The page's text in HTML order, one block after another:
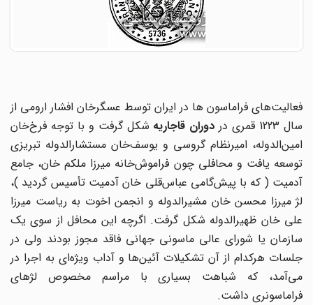
فعالیت‌های فراماسون‌ ها در ایران توسط عسگر‌خان افشار ارومی از
سال 1223 قمری در
دوران قاجاریهشکل گرفت و با توجه فرخ‌خان
امین‌الدوله، امیرنظام گروسی و یوسف‌خان مستشارالدوله تبریزی
توسعه یافت و محافلی چون فراموش‌خانه میرزا ملکم خان، جامع
آدمیت ( که با پیش‌گامی عباس‌قلی خان آدمیت تأسیس گردید )،
لژ میرزا محسن خان مشیرالدوله و انجمن اخوت به ریاست میرزا
علی خان ظهیرالدوله شکل گرفت. اگرچه این محافل از سوی یک
سازمان یا شورای عالی ماسونی جهانی فاقد مجوز بودند ولی در
جلسات هر‌کدام از آن تشکیلات آئین‌ها و آداب ویژه‌ای به اجرا در
می‌آمد، که شباهت بسیاری با مراسم مخصوص لژهای
فراماسونری داشت.